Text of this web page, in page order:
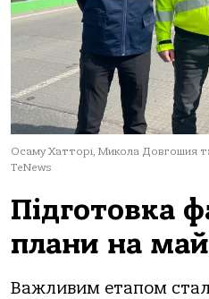
Осаму Хатторі, Микола Довгошия
TeNews
Підготовка
плани на
Важливим етапом